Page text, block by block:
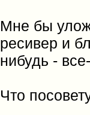
Мне бы
ресивер и
нибудь -
Что